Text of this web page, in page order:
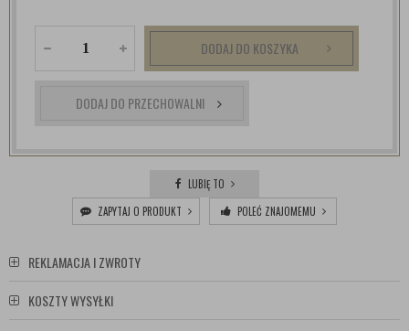
DODAJ DO KOSZYKA
DODAJ DO PRZECHOWALNI
LUBIĘ TO
ZAPYTAJ O PRODUKT
POLEĆ ZNAJOMEMU
REKLAMACJA I ZWROTY
KOSZTY WYSYŁKI